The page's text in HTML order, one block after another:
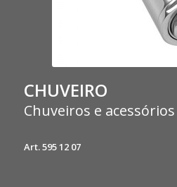
CHUVEIRO
Chuveiros e acessórios
Art. 595 12 07